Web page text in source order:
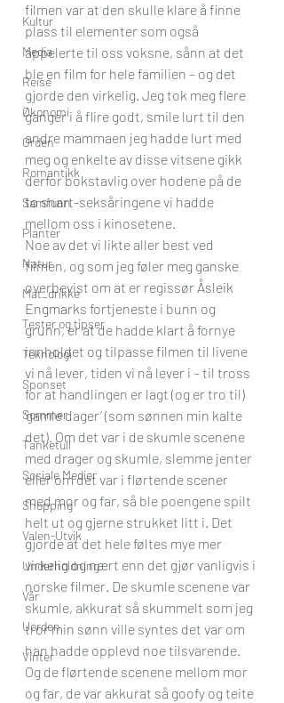
Kultur
Media
Reise
Økonomi
Orden
Romantikk
Samfunn
Planter
Natur
Mat_drikke
Tester og tipser
Teknologi
Sponset
Sommer
Tanketull
Sosiale Medier
Shopping
Valen-Utvik
Underholdning
Vår
Uorden
Vinter
filmen var at den skulle klare å finne
plass til elementer som også
appelerte til oss voksne, sånn at det
ble en film for hele familien – og det
gjorde den virkelig. Jeg tok meg flere
ganger i å flire godt, smile lurt til den
andre mammaen jeg hadde lurt med
meg og enkelte av disse vitsene gikk
derfor bokstavlig over hodene på de
to snart-seksåringene vi hadde
mellom oss i kinosetene.
Noe av det vi likte aller best ved
filmen, og som jeg føler meg ganske
overbevist om at er regissør Åsleik
Engmarks fortjeneste i bunn og
grunn, er at de hadde klart å fornye
innholdet og tilpasse filmen til livene
vi nå lever, tiden vi nå lever i – til tross
for at handlingen er lagt (og er tro til)
‘gamle dager’ (som sønnen min kalte
det). Om det var i de skumle scenene
med drager og skumle, slemme jenter
eller om det var i flørtende scener
med mor og far, så ble poengene spilt
helt ut og gjerne strukket litt i. Det
gjorde at det hele føltes mye mer
virkelig og nært enn det gjør vanligvis i
norske filmer. De skumle scenene var
skumle, akkurat så skummelt som jeg
tror min sønn ville syntes det var om
han hadde opplevd noe tilsvarende.
Og de flørtende scenene mellom mor
og far, de var akkurat så goofy og teite